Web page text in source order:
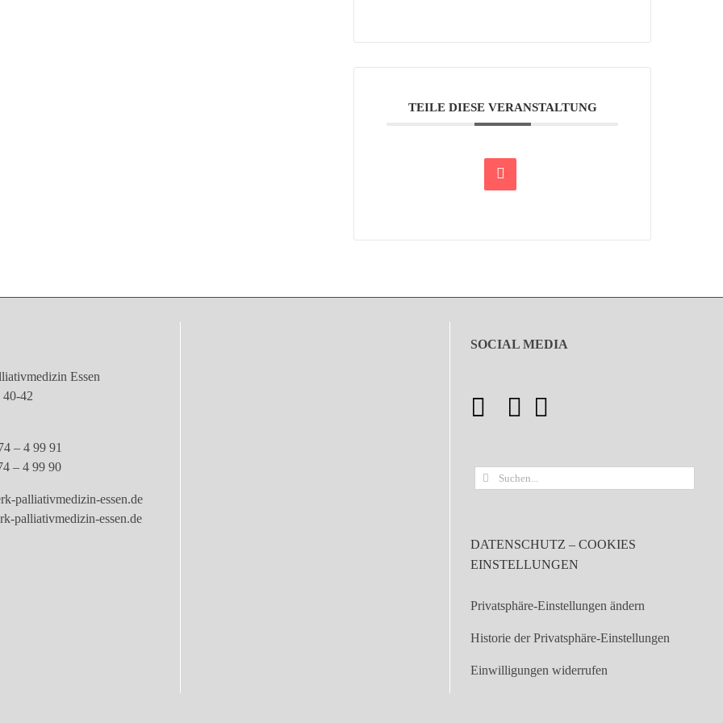
TEILE DIESE VERANSTALTUNG
Essen
40-42
– 4 99 91
– 4 99 90
palliativmedizin-essen.de
palliativmedizin-essen.de
SOCIAL MEDIA
Suche
DATENSCHUTZ – COOKIES
EINSTELLUNGEN
Privatsphäre-Einstellungen ändern
Historie der Privatsphäre-Einstellungen
Einwilligungen widerrufen